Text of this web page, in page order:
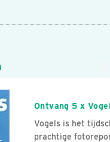
Ontvang 5 x
Vogels is het
prachtige